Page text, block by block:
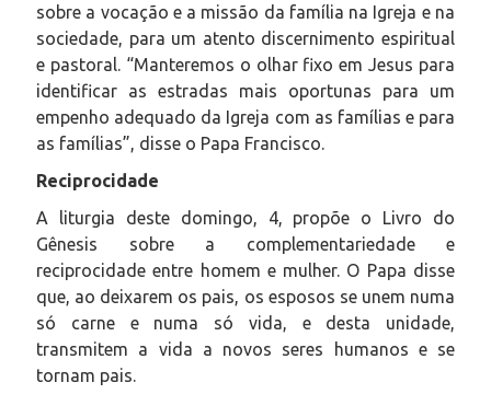
sobre a vocação e a missão da família na Igreja e na
sociedade, para um atento discernimento espiritual
e pastoral. “Manteremos o olhar fixo em Jesus para
identificar as estradas mais oportunas para um
empenho adequado da Igreja com as famílias e para
as famílias”, disse o Papa Francisco.
Reciprocidade
A liturgia deste domingo, 4, propõe o Livro do
Gênesis sobre a complementariedade e
reciprocidade entre homem e mulher. O Papa disse
que, ao deixarem os pais, os esposos se unem numa
só carne e numa só vida, e desta unidade,
transmitem a vida a novos seres humanos e se
tornam pais.